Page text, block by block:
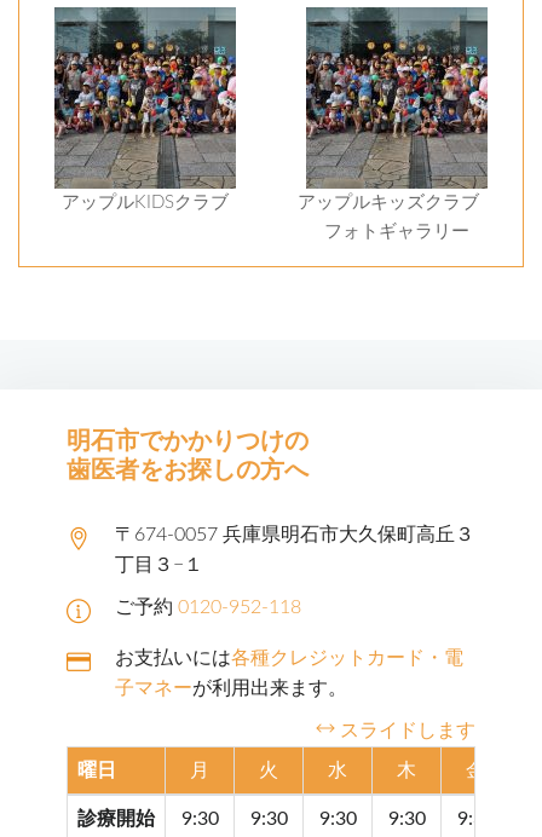
アップルKIDSクラブ
アップルキッズクラブ
フォトギャラリー
明石市でかかりつけの
歯医者をお探しの方へ
〒674-0057 兵庫県明石市大久保町高丘３
丁目３−１
ご予約 0120-952-118
お支払いには各種クレジットカード・電
子マネーが利用出来ます。
スライドします
曜日 月 火 水 木 金
診療開始 9:30 9:30 9:30 9:30 9:30